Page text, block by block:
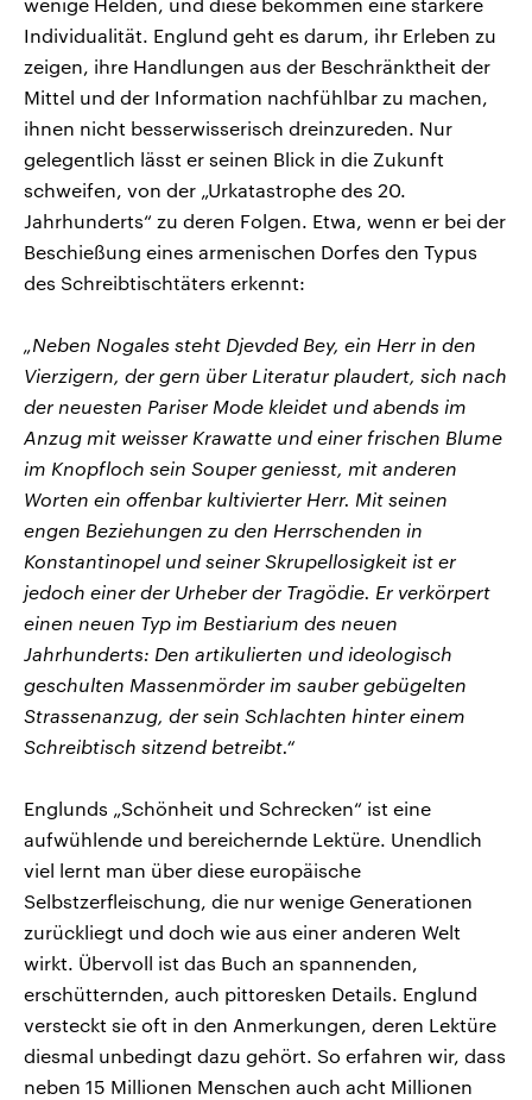
Individualität. Englund geht es darum, ihr Erleben zu
zeigen, ihre Handlungen aus der Beschränktheit der
Mittel und der Information nachfühlbar zu machen,
ihnen nicht besserwisserisch dreinzureden. Nur
gelegentlich lässt er seinen Blick in die Zukunft
schweifen, von der „Urkatastrophe des 20.
Jahrhunderts“ zu deren Folgen. Etwa, wenn er bei der
Beschießung eines armenischen Dorfes den Typus
des Schreibtischtäters erkennt:
„Neben Nogales steht Djevded Bey, ein Herr in den
Vierzigern, der gern über Literatur plaudert, sich nach
der neuesten Pariser Mode kleidet und abends im
Anzug mit weisser Krawatte und einer frischen Blume
im Knopfloch sein Souper geniesst, mit anderen
Worten ein offenbar kultivierter Herr. Mit seinen
engen Beziehungen zu den Herrschenden in
Konstantinopel und seiner Skrupellosigkeit ist er
jedoch einer der Urheber der Tragödie. Er verkörpert
einen neuen Typ im Bestiarium des neuen
Jahrhunderts: Den artikulierten und ideologisch
geschulten Massenmörder im sauber gebügelten
Strassenanzug, der sein Schlachten hinter einem
Schreibtisch sitzend betreibt.“
Englunds „Schönheit und Schrecken“ ist eine
aufwühlende und bereichernde Lektüre. Unendlich
viel lernt man über diese europäische
Selbstzerfleischung, die nur wenige Generationen
zurückliegt und doch wie aus einer anderen Welt
wirkt. Übervoll ist das Buch an spannenden,
erschütternden, auch pittoresken Details. Englund
versteckt sie oft in den Anmerkungen, deren Lektüre
diesmal unbedingt dazu gehört. So erfahren wir, dass
neben 15 Millionen Menschen auch acht Millionen